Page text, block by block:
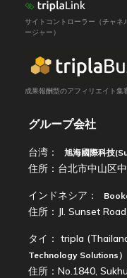
サイトコントローラー（チャネ
ージャー）
成果報酬型のアフィリエイト集
グループ会社
台湾： 旭海國際科技
住所：台北市中山区
インドネシア：
住所：Jl. Sunset
タイ： tripla
Technology Solutions ）
住所：No.1840,